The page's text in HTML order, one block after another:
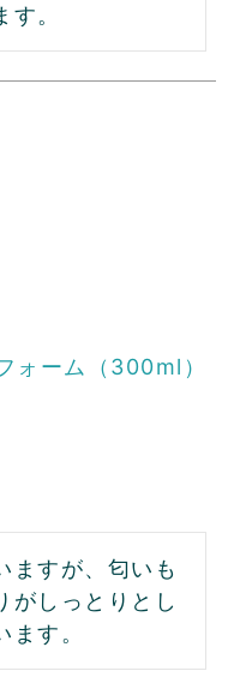
。
ォーム（300ml）
ますが、匂いも
がしっとりとし
す。